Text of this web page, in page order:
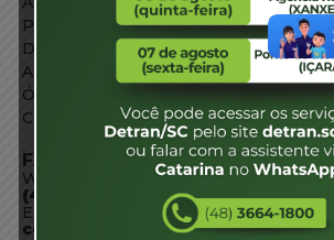
Portal de Serviços
Diário Oficial
Acesso à Informação
Órgãos do Governo
Conheça SC
FALE CONOSCO
WhatsApp:
(48) 3664-1800
E-mail: